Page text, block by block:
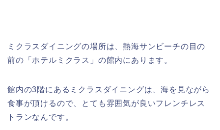
ミクラスダイニングの場所は、熱海サンビーチの目の
前の「ホテルミクラス」の館内にあります。
館内の3階にあるミクラスダイニングは、海を見ながら
食事が頂けるので、とても雰囲気が良いフレンチレス
トランなんです。